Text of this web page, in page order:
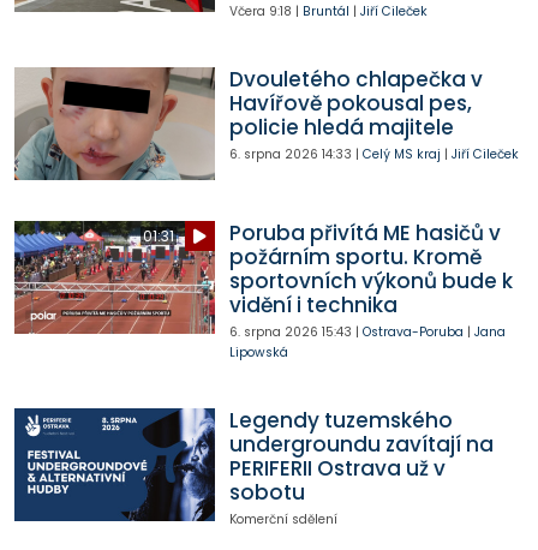
Včera 9:18 | Bruntál | Jiří Cileček
Dvouletého chlapečka v
Havířově pokousal pes,
policie hledá majitele
6. srpna 2026 14:33 | Celý MS kraj | Jiří Cileček
01:31
Poruba přivítá ME hasičů v
požárním sportu. Kromě
sportovních výkonů bude k
vidění i technika
6. srpna 2026 15:43 | Ostrava-Poruba | Jana
Lipowská
Legendy tuzemského
undergroundu zavítají na
PERIFERII Ostrava už v
sobotu
Komerční sdělení